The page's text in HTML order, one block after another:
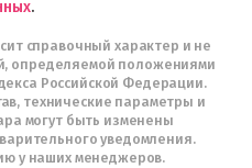
.
справочный характер и не
определяемой положениями
Российской Федерации.
технические параметры и
могут быть изменены
уведомления.
у наших менеджеров.